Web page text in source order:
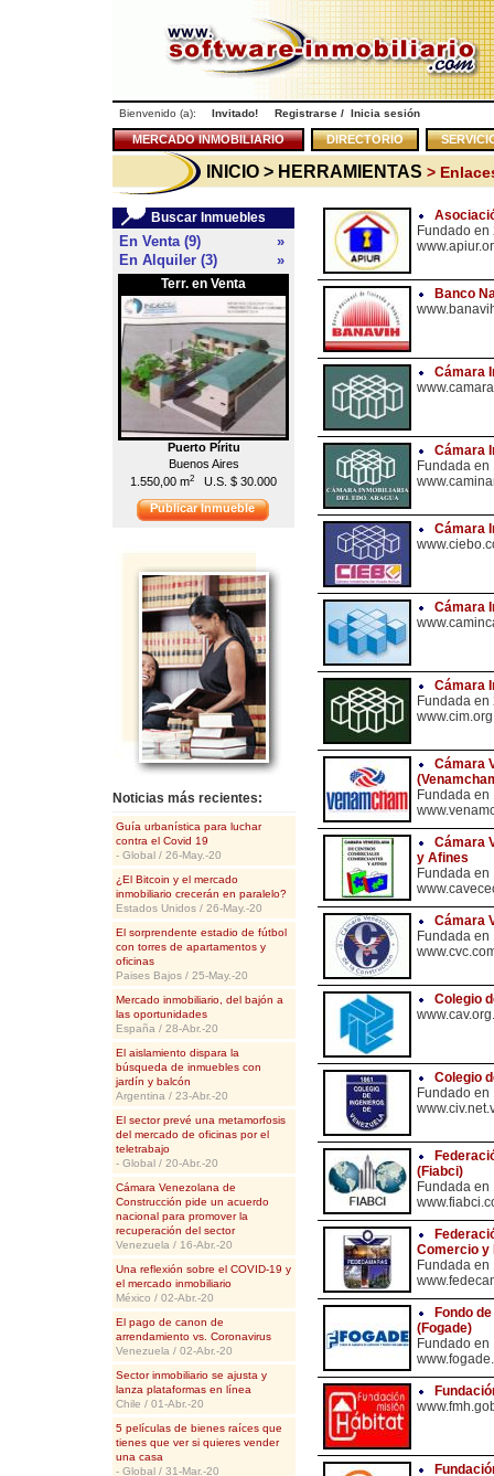
Bienvenido (a): Invitado! Registrarse / Inicia sesión
MERCADO INMOBILIARIO DIRECTORIO
INICIO > HERRAMIENTAS >
Buscar Inmuebles
En Venta (9)
»
En Alquiler (3)
»
Terr. en Venta
Puerto Píritu
Buenos Aires
1.550,00 m2 U.S. $ 30.000
Local en Venta
Caracas
Chacao
55,00 m2 U.S. $ 176.000
Publicar Inmueble
Noticias más recientes:
Guía urbanística para luchar
contra el Covid 19
- Global / 26-May.-20
¿El Bitcoin y el mercado
inmobiliario crecerán en paralelo?
Estados Unidos / 26-May.-20
El sorprendente estadio de fútbol
con torres de apartamentos y
oficinas
Paises Bajos / 25-May.-20
Mercado inmobiliario, del bajón a
las oportunidades
España / 28-Abr.-20
El aislamiento dispara la
búsqueda de inmuebles con
jardín y balcón
Argentina / 23-Abr.-20
El sector prevé una metamorfosis
del mercado de oficinas por el
teletrabajo
- Global / 20-Abr.-20
Cámara Venezolana de
Construcción pide un acuerdo
nacional para promover la
recuperación del sector
Venezuela / 16-Abr.-20
Una reflexión sobre el COVID-19 y
el mercado inmobiliario
México / 02-Abr.-20
El pago de canon de
arrendamiento vs. Coronavirus
Venezuela / 02-Abr.-20
Sector inmobiliario se ajusta y
lanza plataformas en línea
Chile / 01-Abr.-20
5 películas de bienes raíces que
tienes que ver si quieres vender
una casa
- Global / 31-Mar.-20
Fundado en
Banco
Cámara
Cámara
Fundada en
Cámara
Cámara
Cámara
Fundada en
Cámara
Fundada en
Cámara
y Afines
Fundada en
Cámara
Fundada en
Colegio
Colegio
Fundado en
(Fiabci)
Fundada en
Comercio y
Fundada en
Fondo
(Fogade)
Fundado en